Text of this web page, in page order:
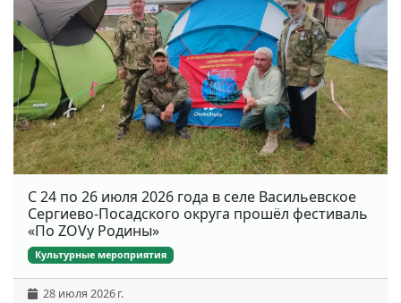
С 24 по 26 июля 2026 года в селе Васильевское
Сергиево-Посадского округа прошёл фестиваль
«По ZOVу Родины»
Культурные мероприятия
28 июля 2026 г.